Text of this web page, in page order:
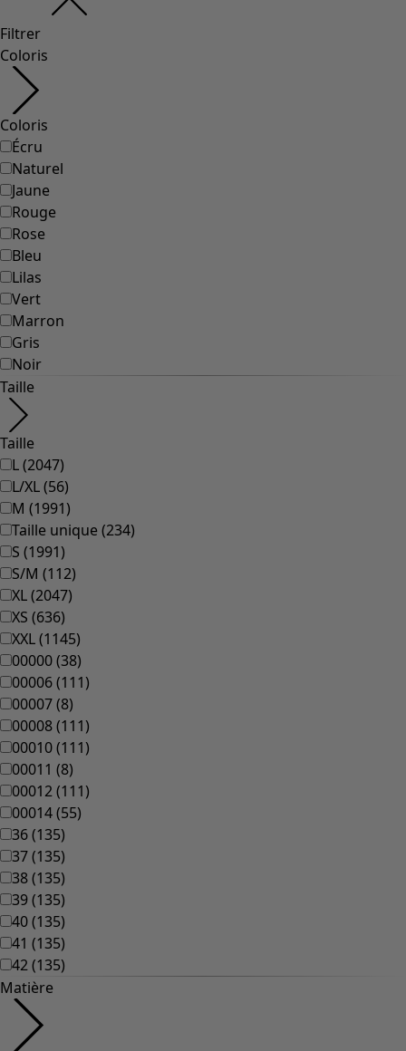
Filtrer
Coloris
Coloris
Écru
Naturel
Jaune
Rouge
Rose
Bleu
Lilas
Vert
Marron
Gris
Noir
Taille
Taille
L(2047)
L/XL(56)
M (1991)
Taille unique (234)
S (1991)
S/M (112)
XL(2047)
XS (636)
XXL(1145)
00000(38)
00006(111)
00007(8)
00008(111)
00010(111)
00011 (8)
00012(111)
00014(55)
36(135)
37(135)
38(135)
39(135)
40(135)
41 (135)
42(135)
Matière